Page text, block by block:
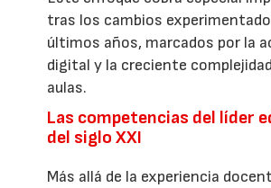
tras los cambios
últimos años, marcados por la
digital y la creciente
aulas.
Las competencias del líder
del siglo XXI
Más allá de la experiencia